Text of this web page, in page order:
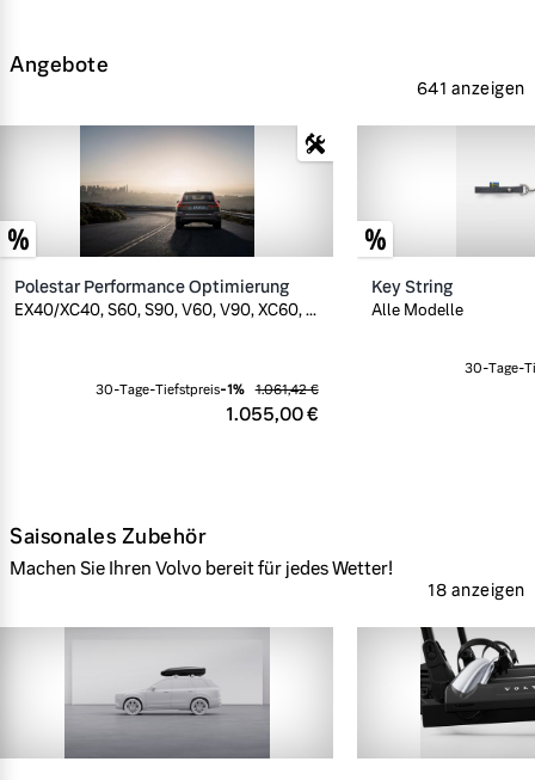
Angebote
641 anzeigen
Polestar Performance Optimierung
EX40/XC40, S60, S90, V60, V90, XC60, ...
1.055,00 €
30-Tage-Tiefstpreis-1% 1.061,42 €
Key String
Alle Modelle
30-Tage-
Saisonales Zubehör
Machen Sie Ihren Volvo bereit für jedes Wetter!
18 anzeigen